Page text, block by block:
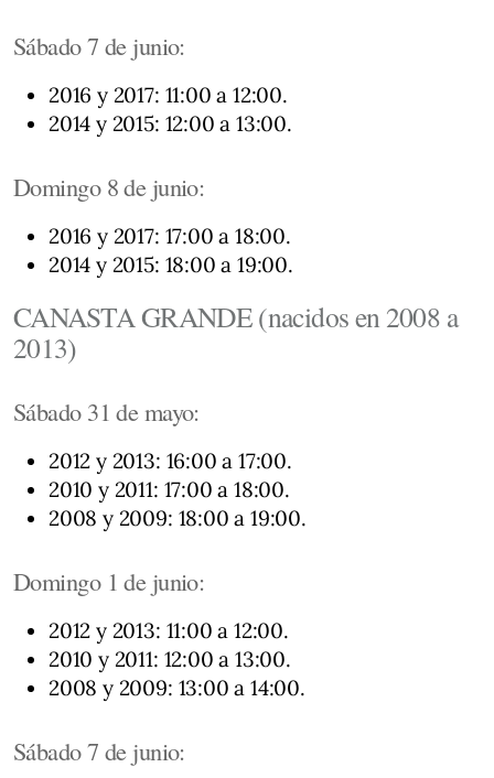
Sábado 7 de junio:
2016 y 2017: 11:00 a 12:00.
2014 y 2015: 12:00 a 13:00.
Domingo 8 de junio:
2016 y 2017: 17:00 a 18:00.
2014 y 2015: 18:00 a 19:00.
CANASTA GRANDE (nacidos en 2008 a
2013)
Sábado 31 de mayo:
2012 y 2013: 16:00 a 17:00.
2010 y 2011: 17:00 a 18:00.
2008 y 2009: 18:00 a 19:00.
Domingo 1 de junio:
2012 y 2013: 11:00 a 12:00.
2010 y 2011: 12:00 a 13:00.
2008 y 2009: 13:00 a 14:00.
Sábado 7 de junio: